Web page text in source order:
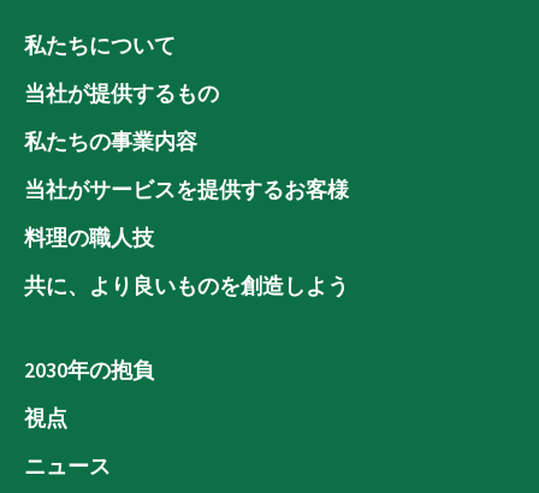
私たちについて
当社が提供するもの
私たちの事業内容
当社がサービスを提供するお客様
料理の職人技
共に、より良いものを創造しよう
2030年の抱負
視点
ニュース